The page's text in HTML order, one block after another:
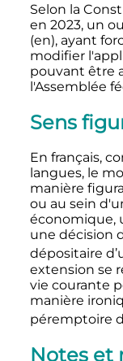
Selon la
en 2023, un
(en), ayant
modifier
pouvant être
l'Assemblée
Sens
En français,
langues, le
manière
ou au sein
économique,
une décision
dépositaire
extension se
vie courante
manière
péremptoire
Notes et